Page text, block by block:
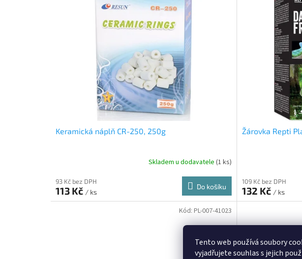
Tento web používá soubory
vyjadřujete souhlas s jejich
Keramická náplň CR-250, 250g
Skladem u dodavatele(1 ks)
93 Kč bez DPH
113 Kč / ks
Do košíku
Žárovka Repti
109 Kč bez DPH
132 Kč / ks
Kód:PL-007-41023